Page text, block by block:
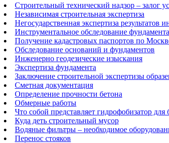
Строительный технический надзор – залог
Независимая строительная экспертиза
Негосударственная экспертиза
Инструментальное обследование фундамента
Получение кадастровых паспортов по
Обследование оснований и фундаментов
Инженерно геодезические изыскания
Экспертиза фундамента
Заключение строительной экспертизы
Сметная документация
Определение прочности бетона
Обмерные работы
Что собой представляет гидрофобизатор
Куда деть строительный мусор
Водяные фильтры – необходимое
Перенос стояков